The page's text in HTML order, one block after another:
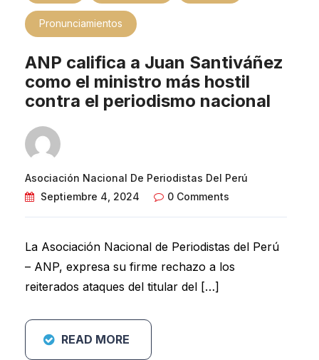
Pronunciamientos
ANP califica a Juan Santiváñez
como el ministro más hostil
contra el periodismo nacional
Asociación Nacional De Periodistas Del Perú
Septiembre 4, 2024
0 Comments
La Asociación Nacional de Periodistas del Perú
– ANP, expresa su firme rechazo a los
reiterados ataques del titular del […]
READ MORE